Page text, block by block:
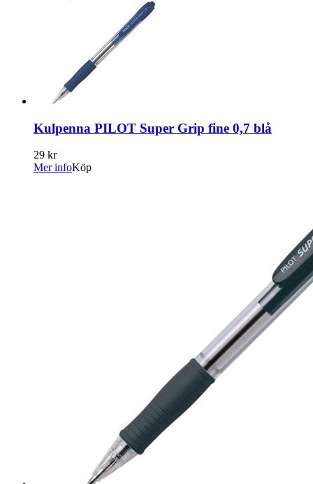
Kulpenna PILOT Super Grip fine 0,7 blå
29 kr
Mer infoKöp